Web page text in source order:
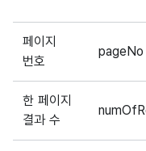
페이지
번호
pageNo
한 페이지
결과 수